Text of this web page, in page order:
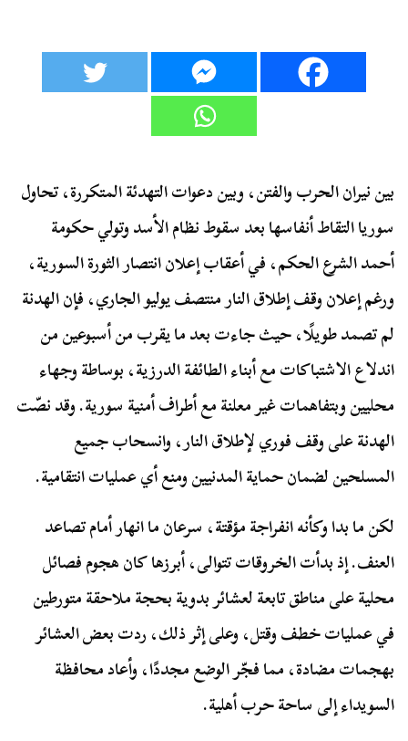
بين نيران الحرب والفتن، وبين دعوات التهدئة المتكررة، تحاول
سوريا التقاط أنفاسها بعد سقوط نظام الأسد وتولي حكومة
أحمد الشرع الحكم، في أعقاب إعلان انتصار الثورة السورية،
ورغم إعلان وقف إطلاق النار منتصف يوليو الجاري، فإن الهدنة
لم تصمد طويلًا، حيث جاءت بعد ما يقرب من أسبوعين من
اندلاع الاشتباكات مع أبناء الطائفة الدرزية، بوساطة وجهاء
محليين وبتفاهمات غير معلنة مع أطراف أمنية سورية. وقد نصّت
الهدنة على وقف فوري لإطلاق النار، وانسحاب جميع
المسلحين لضمان حماية المدنيين ومنع أي عمليات انتقامية.
لكن ما بدا وكأنه انفراجة مؤقتة، سرعان ما انهار أمام تصاعد
العنف. إذ بدأت الخروقات تتوالى، أبرزها كان هجوم فصائل
محلية على مناطق تابعة لعشائر بدوية بحجة ملاحقة متورطين
في عمليات خطف وقتل، وعلى إثر ذلك، ردت بعض العشائر
بهجمات مضادة، مما فجّر الوضع مجددًا، وأعاد محافظة
السويداء إلى ساحة حرب أهلية.